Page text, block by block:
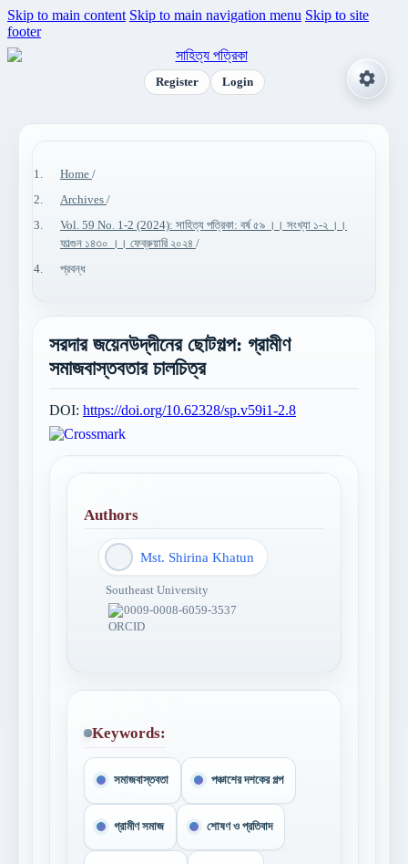
Skip to main content Skip to main navigation menu Skip to site
footer
Register Login
Home /
Archives /
Vol. 59 No. 1-2 (2024): সাহিত্য পত্রিকা: বর্ষ ৫৯ ।। সংখ্যা ১-২ ।।
ফাল্গুন ১৪৩০ ।। ফেব্রুয়ারি ২০২৪ /
প্রবন্ধ
সরদার জয়েনউদ্‌দীনের ছোটগল্প: গ্রামীণ
সমাজবাস্তবতার চালচিত্র
DOI: https://doi.org/10.62328/sp.v59i1-2.8
Authors
Mst. Shirina Khatun
Southeast University
0009-0008-6059-3537
Keywords:
সমাজবাস্তবতা পঞ্চাশের দশকের গল্প
গ্রামীণ সমাজ শোষণ ও প্রতিবাদ